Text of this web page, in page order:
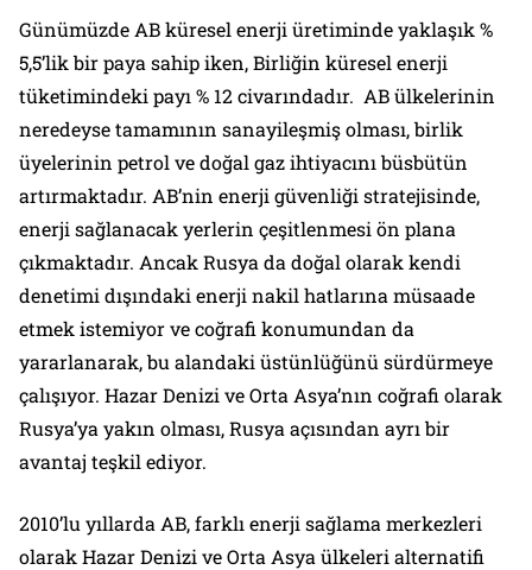
Günümüzde AB küresel enerji üretiminde yaklaşık %
5,5’lik bir paya sahip iken, Birliğin küresel enerji
tüketimindeki payı % 12 civarındadır. AB ülkelerinin
neredeyse tamamının sanayileşmiş olması, birlik
üyelerinin petrol ve doğal gaz ihtiyacını büsbütün
artırmaktadır. AB’nin enerji güvenliği stratejisinde,
enerji sağlanacak yerlerin çeşitlenmesi ön plana
çıkmaktadır. Ancak Rusya da doğal olarak kendi
denetimi dışındaki enerji nakil hatlarına müsaade
etmek istemiyor ve coğrafi konumundan da
yararlanarak, bu alandaki üstünlüğünü sürdürmeye
çalışıyor. Hazar Denizi ve Orta Asya’nın coğrafi olarak
Rusya’ya yakın olması, Rusya açısından ayrı bir
avantaj teşkil ediyor.
2010’lu yıllarda AB, farklı enerji sağlama merkezleri
olarak Hazar Denizi ve Orta Asya ülkeleri alternatifi